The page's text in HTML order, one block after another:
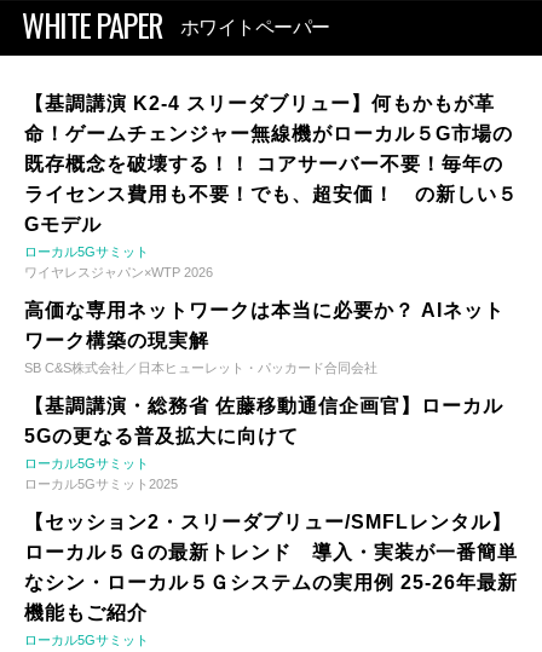
WHITE PAPER ホワイトペーパー
【基調講演 K2-4 スリーダブリュー】何もかもが革
命！ゲームチェンジャー無線機がローカル５G市場の
既存概念を破壊する！！ コアサーバー不要！毎年の
ライセンス費用も不要！でも、超安価！ の新しい５
Gモデル
ローカル5Gサミット
ワイヤレスジャパン×WTP 2026
高価な専用ネットワークは本当に必要か？ AIネット
ワーク構築の現実解
SB C&S株式会社／日本ヒューレット・パッカード合同会社
【基調講演・総務省 佐藤移動通信企画官】ローカル
5Gの更なる普及拡大に向けて
ローカル5Gサミット
ローカル5Gサミット2025
【セッション2・スリーダブリュー/SMFLレンタル】
ローカル５Ｇの最新トレンド 導入・実装が一番簡単
なシン・ローカル５Ｇシステムの実用例 25-26年最新
機能もご紹介
ローカル5Gサミット